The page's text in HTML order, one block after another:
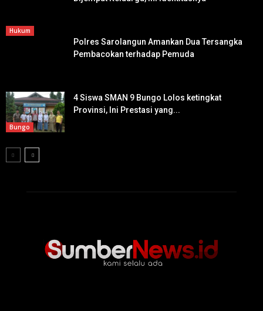
Hukum
Polres Sarolangun Amankan Dua Tersangka
Pembacokan terhadap Pemuda
Bungo
4 Siswa SMAN 9 Bungo Lolos ketingkat
Provinsi, Ini Prestasi yang...